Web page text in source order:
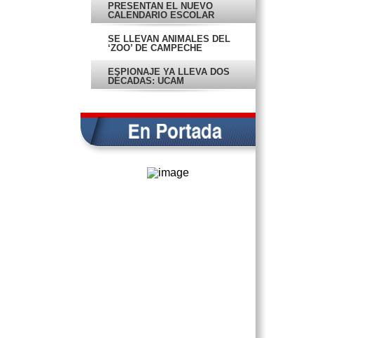
PRESENTAN EL NUEVO
CALENDARIO ESCOLAR
SE LLEVAN ANIMALES DEL
‘ZOO’ DE CAMPECHE
ESPIONAJE YA LLEVA DOS
DÉCADAS: UCAM
TRICOLOR: PRD
EDIL DE TENABO SE NIEGA A
PAGAR CUENTA ¡DEL 2013!
ENTREGA DE CONSTANCIA A
MORENO SERÍA PRONTO